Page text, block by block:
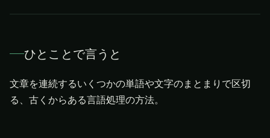
ひとことで言うと
文章を連続するいくつかの単語や文字のまとまりで区切
る、古くからある言語処理の方法。